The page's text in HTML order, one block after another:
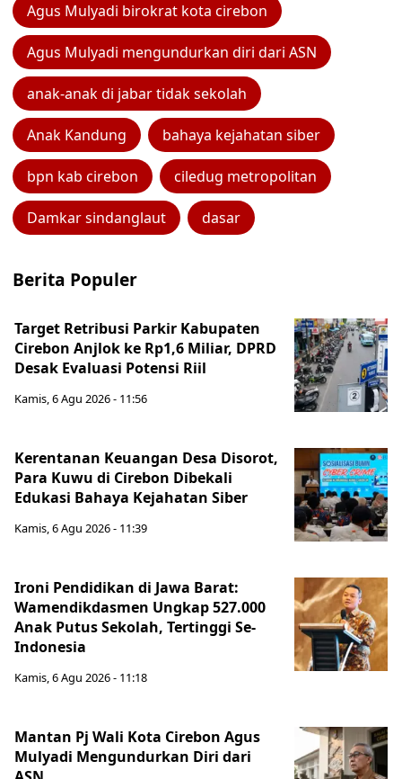
Agus Mulyadi birokrat kota cirebon
Agus Mulyadi mengundurkan diri dari ASN
anak-anak di jabar tidak sekolah
Anak Kandung bahaya kejahatan siber
bpn kab cirebon ciledug metropolitan
Damkar sindanglaut dasar
Berita Populer
Target Retribusi Parkir Kabupaten
Cirebon Anjlok ke Rp1,6 Miliar, DPRD
Desak Evaluasi Potensi Riil
Kamis, 6 Agu 2026 - 11:56
Kerentanan Keuangan Desa Disorot,
Para Kuwu di Cirebon Dibekali
Edukasi Bahaya Kejahatan Siber
Kamis, 6 Agu 2026 - 11:39
Ironi Pendidikan di Jawa Barat:
Wamendikdasmen Ungkap 527.000
Anak Putus Sekolah, Tertinggi Se-
Indonesia
Kamis, 6 Agu 2026 - 11:18
Mantan Pj Wali Kota Cirebon Agus
Mulyadi Mengundurkan Diri dari